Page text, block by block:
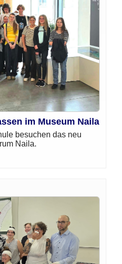
im Museum Naila
besuchen das neu
Naila.